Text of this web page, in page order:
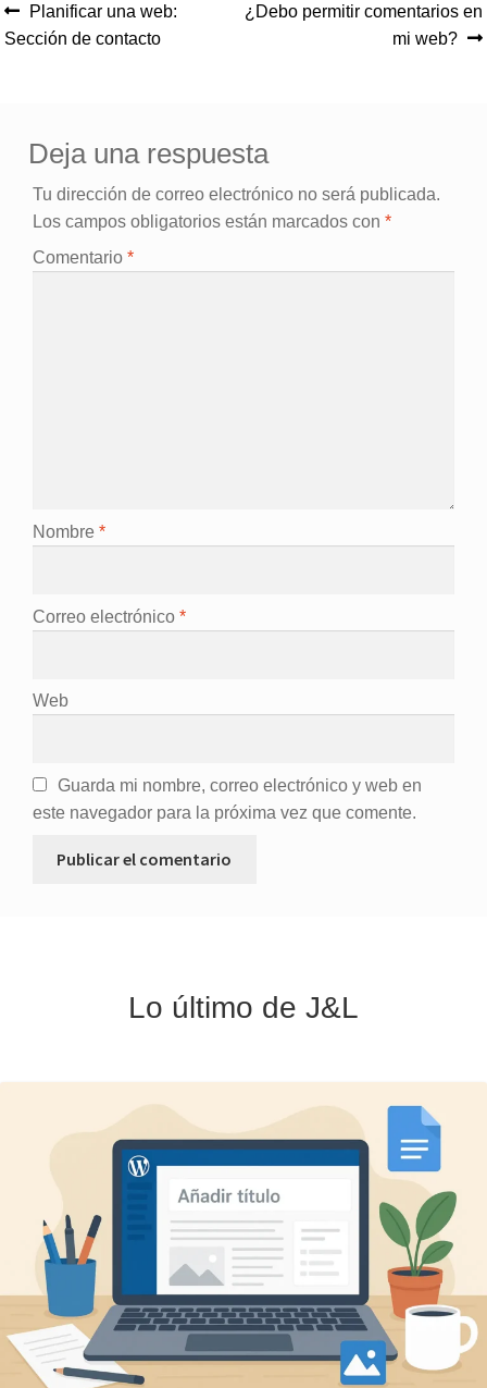
Navegación
Anterior:
Planificar una web:
Sección de contacto
Siguiente:
¿Debo permitir comentarios en
mi web?
Deja una respuesta
Tu dirección de correo electrónico no será publicada.
Los campos obligatorios están marcados con *
Comentario *
Nombre *
Correo electrónico *
Web
Guarda mi nombre, correo electrónico y web en
este navegador para la próxima vez que comente.
Lo último de J&L